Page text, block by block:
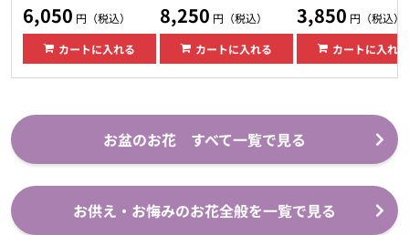
6,050 円（税込）
カートに入れる
8,250 円（税込）
カートに入れる
3,850 円（税込）
カートに入れる
お盆のお花 すべて一覧で見る
お供え・お悔みのお花全般を一覧で見る